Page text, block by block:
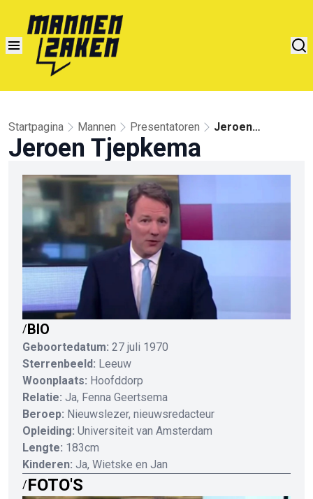
Startpagina Mannen Presentatoren
Jeroen
Jeroen Tjepkema
/BIO
Geboortedatum: 27 juli 1970
Sterrenbeeld: Leeuw
Woonplaats: Hoofddorp
Relatie: Ja, Fenna Geertsema
Beroep: Nieuwslezer, nieuwsredacteur
Opleiding: Universiteit van Amsterdam
Lengte: 183cm
Kinderen: Ja, Wietske en Jan
/FOTO'S